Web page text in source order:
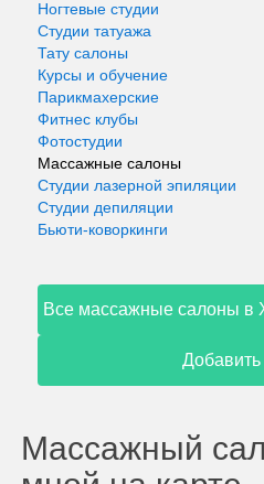
Ногтевые студии
Студии татуажа
Тату салоны
Курсы и обучение
Парикмахерские
Фитнес клубы
Фотостудии
Массажные салоны
Студии лазерной эпиляции
Студии депиляции
Бьюти-коворкинги
Все массажные салоны в
Добавить
Массажный